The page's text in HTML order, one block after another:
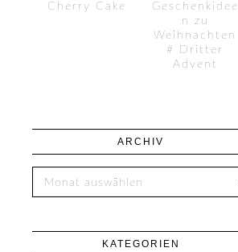
Cherry Cake
Geschenkidee
n zu
Weihnachten
# Dritter
Advent
ARCHIV
KATEGORIEN